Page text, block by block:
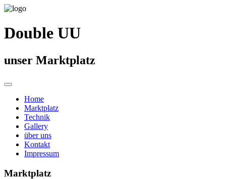
Double UU
unser Marktplatz
Home
Marktplatz
Technik
Gallery
über uns
Kontakt
Impressum
Marktplatz